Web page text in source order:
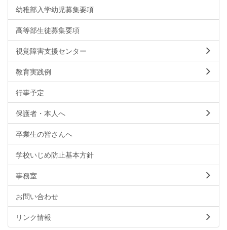
幼稚部入学幼児募集要項
高等部生徒募集要項
視覚障害支援センター
教育実践例
行事予定
保護者・本人へ
卒業生の皆さんへ
学校いじめ防止基本方針
事務室
お問い合わせ
リンク情報